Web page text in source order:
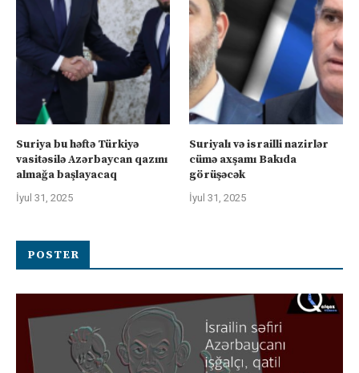
Suriya bu həftə Türkiyə
vasitəsilə Azərbaycan qazını
almağa başlayacaq
İyul 31, 2025
Suriyalı və israilli nazirlər
cümə axşamı Bakıda
görüşəcək
İyul 31, 2025
POSTER